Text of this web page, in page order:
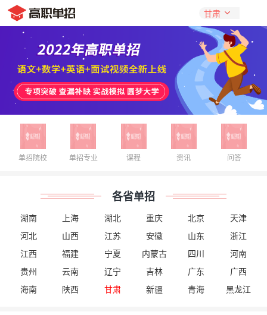
单招院校 单招专业 课程 资讯 问答
各省单招
湖南 上海 湖北 重庆 北京
天津
河北
山西 江苏 安徽 山东
浙江
江西
福建 宁夏 内蒙古 四川
河南
贵州
云南 辽宁 吉林 广东
广西
海南
陕西 甘肃 新疆 青海 黑龙江